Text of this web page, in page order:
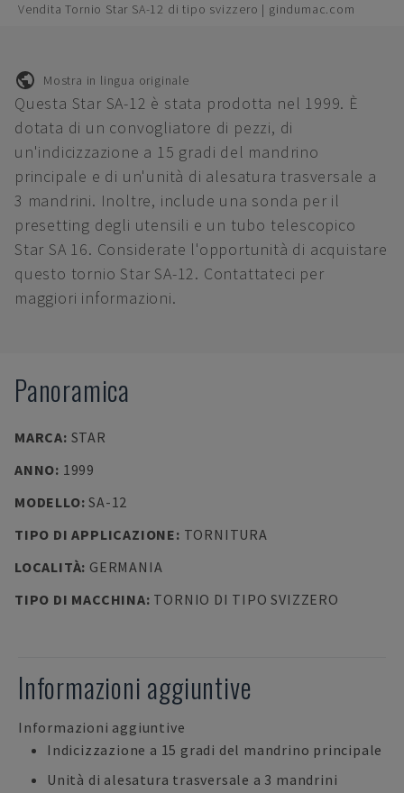
Vendita Tornio Star SA-12 di tipo svizzero | gindumac.com
Mostra in lingua originale
Questa Star SA-12 è stata prodotta nel 1999. È
dotata di un convogliatore di pezzi, di
un'indicizzazione a 15 gradi del mandrino
principale e di un'unità di alesatura trasversale a
3 mandrini. Inoltre, include una sonda per il
presetting degli utensili e un tubo telescopico
Star SA 16. Considerate l'opportunità di acquistare
questo tornio Star SA-12. Contattateci per
maggiori informazioni.
Panoramica
MARCA: STAR
ANNO: 1999
MODELLO:SA-12
TIPO DI APPLICAZIONE: TORNITURA
LOCALITÀ: GERMANIA
TIPO DI MACCHINA: TORNIO DI TIPO SVIZZERO
Informazioni aggiuntive
Informazioni aggiuntive
Indicizzazione a 15 gradi del mandrino principale
Unità di alesatura trasversale a 3 mandrini